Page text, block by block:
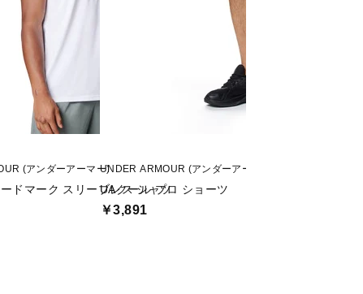
(アンダーアーマー)
ドマーク スリーブレス シャツ
UNDER ARMOUR (アンダーアーマー)
UAクール プロ ショーツ
￥3,891